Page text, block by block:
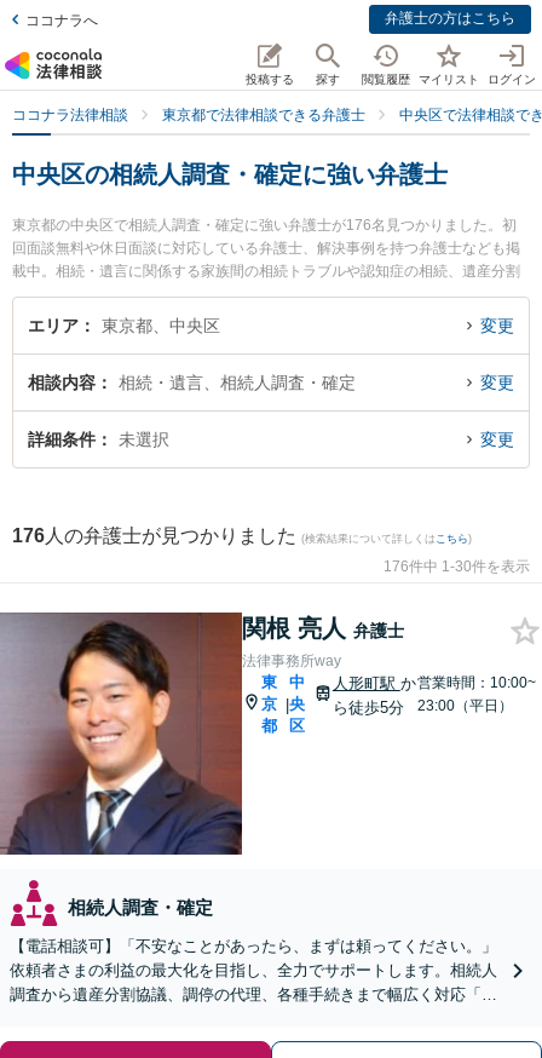
ココナラへ 弁護士の方はこちら
投稿する 探す 閲覧履歴 マイリスト ログイン
ココナラ法律相談 東京都で法律相談できる弁護士 中央区で法律相談で
中央区の相続人調査・確定に強い弁護士
東京都の中央区で相続人調査・確定に強い弁護士が176名見つかりました。初
回面談無料や休日面談に対応している弁護士、解決事例を持つ弁護士なども掲
載中。相続・遺言に関係する家族間の相続トラブルや認知症の相続、遺産分割
等の細かな分野での絞り込み検索もでき便利です。特に法律事務所wayの関根
亮人弁護士やブルーバード法律事務所の佐藤 良弁護士、En法律事務所の濵岡
士に相談したい』『相続人調査・確定のトラブル解決の実績豊富な近くの弁護
士を検索したい』『初回相談無料で相続人調査・確定を法律相談できる中央区
内の弁護士に相談予約したい』などでお困りの相談者さんにおすすめです。
エリア 東京都、中央区 変更
相談内容 相続・遺言、相続人調査・確定 変更
詳細条件 未選択 変更
176 人の弁護士が見つかりました (検索結果について詳しくは こちら)
176件中 1-30件を表示
関根 亮人 弁護士
法律事務所way
東
京
都
|
中
央
区
人形町駅 か
ら徒歩5分
営業時間：10:00~
23:00（平日）
相続人調査・確定
【電話相談可】「不安なことがあったら、まずは頼ってください。」
依頼者さまの利益の最大化を目指し、全力でサポートします。相続人
調査から遺産分割協議、調停の代理、各種手続きまで幅広く対応「事